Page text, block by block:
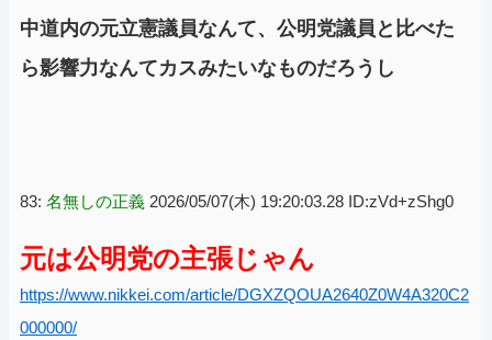
中道内の元立憲議員なんて、公明党議員と比べた
ら影響力なんてカスみたいなものだろうし
83: 名無しの正義 2026/05/07(木) 19:20:03.28 ID:zVd+zShg0
元は公明党の主張じゃん
https://www.nikkei.com/article/DGXZQOUA2640Z0W4A320C2
000000/